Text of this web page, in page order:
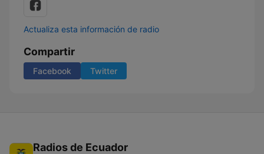
Actualiza esta información de radio
Compartir
Facebook Twitter
Radios de Ecuador